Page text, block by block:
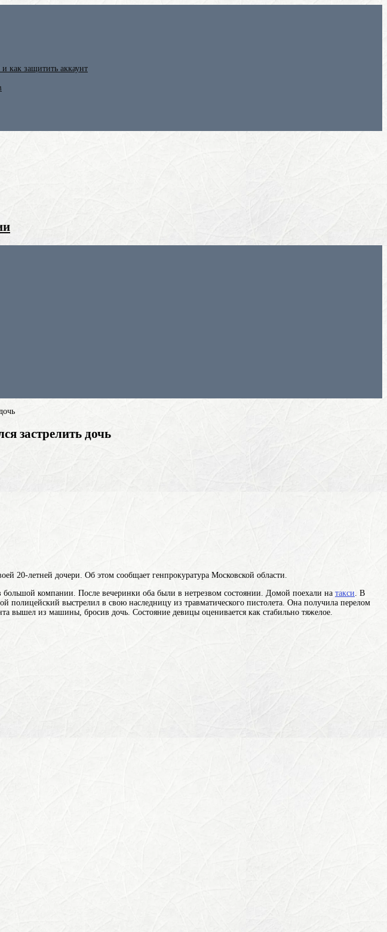
как защитить аккаунт
застрелить дочь
20-летней дочери. Об этом сообщает генпрокуратура Московской области.
компании. После вечеринки оба были в нетрезвом состоянии. Домой поехали на такси . В
полицейский выстрелил в свою наследницу из травматического пистолета. Она получила перелом
вышел из машины, бросив дочь. Состояние девицы оценивается как стабильно тяжелое.